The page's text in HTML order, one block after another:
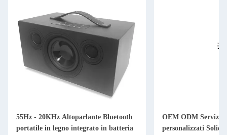
55Hz - 20KHz Altoparlante Bluetooth
portatile in legno integrato in batteria
OEM ODM Servizi
personalizzati Solid